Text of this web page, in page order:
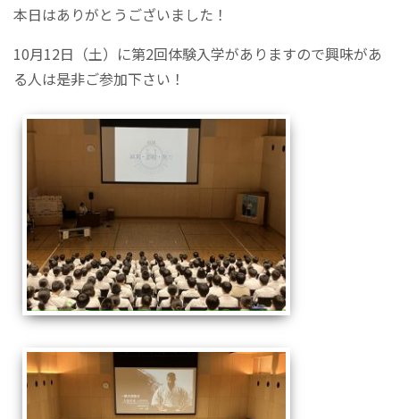
本日はありがとうございました！
10月12日（土）に第2回体験入学がありますので興味があ
る人は是非ご参加下さい！